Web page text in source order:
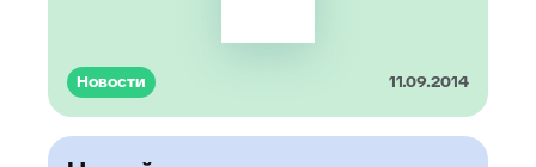
Новости 11.09.2014